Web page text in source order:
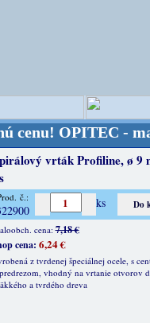
OPITEC -
vrták Profiline, ø 9
č.: ks
cena:7,18 €
cena: 6,24 €
z tvrdenej špeciálnej ocele, s
vhodný na vrtanie otvorov
a tvrdého dreva